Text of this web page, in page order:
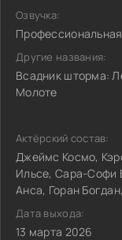
Озвучка:
Другие названия:
Всадник шторма:
Молоте
Актёрский состав:
Джеймс Космо,
Ильсе, Сара-Софи
Анса, Горан
Дата выхода:
13 марта 2026